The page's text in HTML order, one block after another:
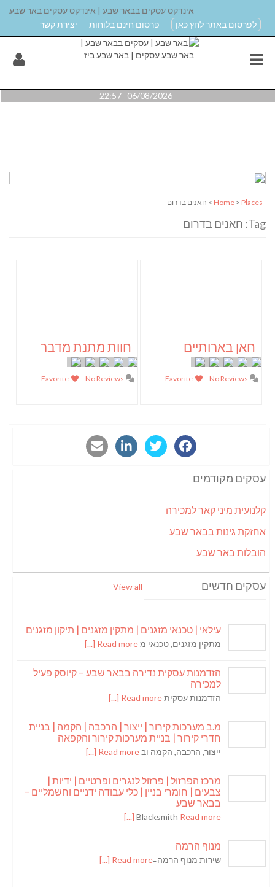
אינדקס עסקים בבאר שבע | אינדקס עסקים באר שבע
לפרסום באתר לחץ כאן
פרסום חינם בלוחות יצירת קשר
06/08/2026 22:57
Home > Places > חאנים בדרום
Tag: חאנים בדרום
חאן בארותיים חוות מתנת מדבר
עסקים מקודמים
קלנועית מיני קאר למכירה
אחזקת גינות בבאר שבע
הובלות באר שבע
עסקים חדשים View all
עילאי | טכנאי מזגנים | מתקין מזגנים | תיקון מזגנים
מתקין מזגנים, טכנאי מRead more [...]
הזדמנות עסקית נדירה בבאר שבע – קיוסק פעיל
למכירה
הזדמנות עסקיתRead more [...]
מ.ב מערכות קירור | ייצור | הרכבה | הקמה | בניית
חדרי קירור | בניית מערכות קירור והקפאה
ייצור, הרכבה, הקמה וב Read more [...]
מרכז הפרזול | פרזול לנגרים ופרטיים | ידיות |
צבעים | חומרי בניין | כלי עבודה ידניים וחשמליים –
בבאר שבע
Blacksmith Read more [...]
מנוף הרמה
שירות מנוף הרמה ̵Read more [...]